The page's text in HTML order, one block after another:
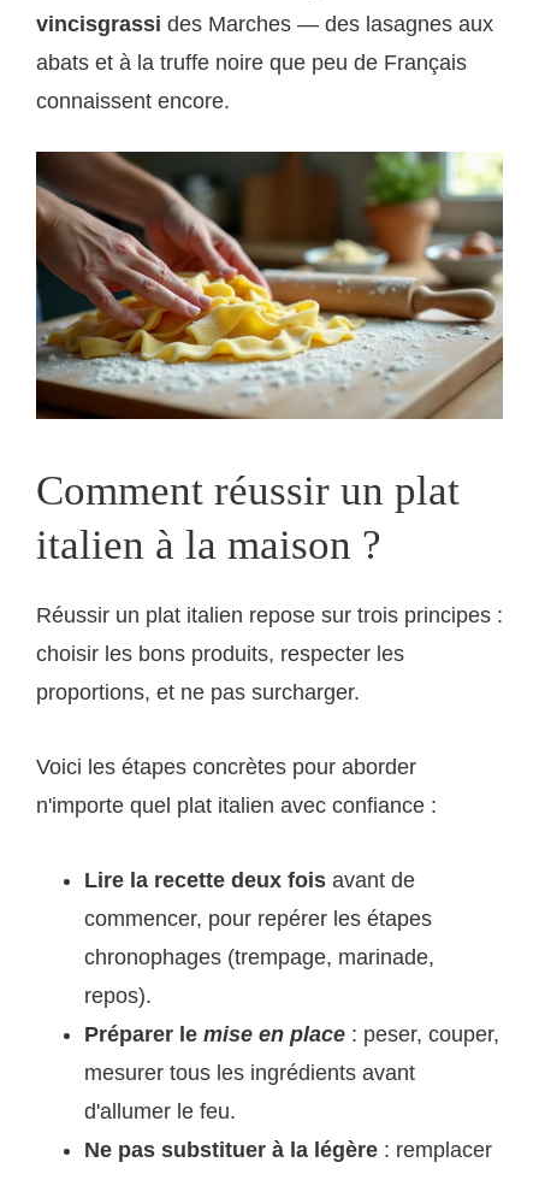
vincisgrassi des Marches — des lasagnes aux
abats et à la truffe noire que peu de Français
connaissent encore.
Comment réussir un plat
italien à la maison ?
Réussir un plat italien repose sur trois principes :
choisir les bons produits, respecter les
proportions, et ne pas surcharger.
Voici les étapes concrètes pour aborder
n'importe quel plat italien avec confiance :
Lire la recette deux fois avant de
commencer, pour repérer les étapes
chronophages (trempage, marinade,
repos).
Préparer le mise en place : peser, couper,
mesurer tous les ingrédients avant
d'allumer le feu.
Ne pas substituer à la légère : remplacer